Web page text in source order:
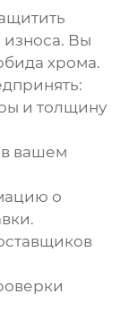
износа. Вы
хрома.
и толщину
в вашем
о